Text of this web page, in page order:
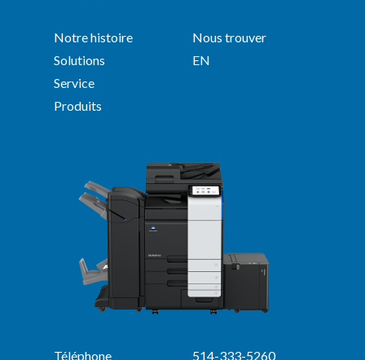
Notre histoire
Solutions
Service
Produits
Nous trouver
EN
Téléphone 514-333-5260